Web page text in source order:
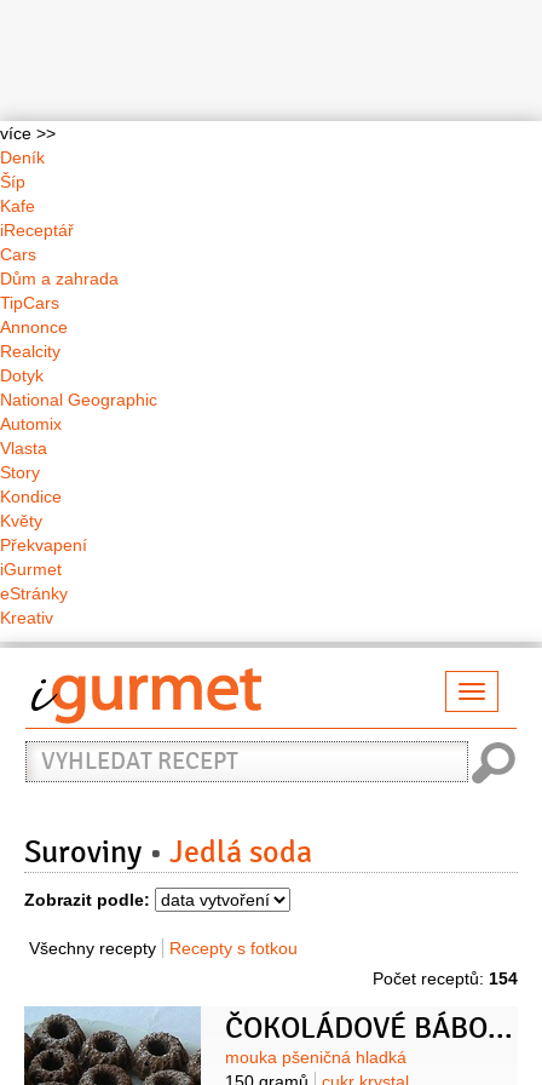
více >>
Deník
Šíp
Kafe
iReceptář
Cars
Dům a zahrada
TipCars
Annonce
Realcity
Dotyk
National Geographic
Automix
Vlasta
Story
Kondice
Květy
Překvapení
iGurmet
eStránky
Kreativ
Vyhledat
recept
Suroviny Jedlá soda
Zobrazit podle:
Všechny recepty
Recepty s fotkou
Počet receptů: 154
ČOKOLÁDOVÉ BÁBOVIČKY II
Suroviny
mouka pšeničná hladká